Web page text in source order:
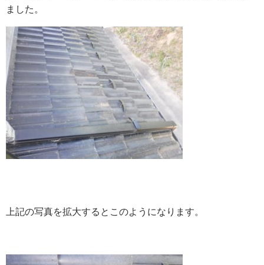
ました。
上記の写真を拡大するとこのようになります。